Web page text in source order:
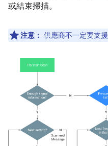
或結束掃描。
注意： 供應商不一定要支援